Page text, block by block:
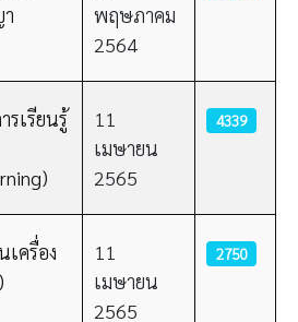
พฤษภาคม
2564
รเรียนรู้
11
เมษายน
2565
4339
เครื่อง
11
เมษายน
2565
2750